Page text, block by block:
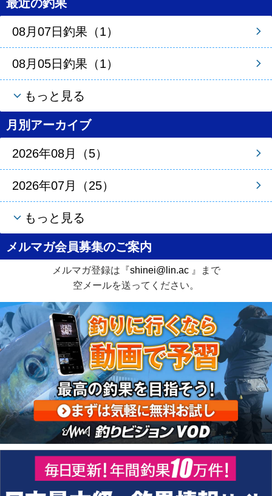
最近の釣果
08月07日釣果（1）
08月05日釣果（1）
もっと見る
月別アーカイブ
2026年08月（5）
2026年07月（25）
もっと見る
メルマガ会員募集のご案内
メルマガ登録は『shinei@lin.ac』まで
空メールを送ってください。